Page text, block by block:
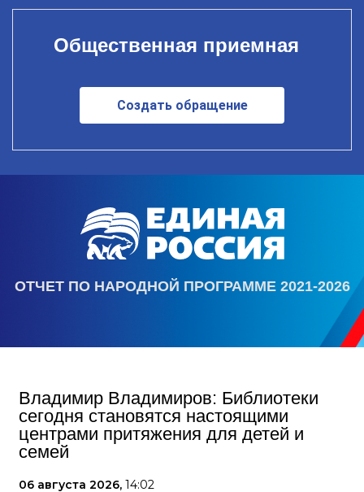
Общественная приемная
Создать обращение
ОТЧЕТ ПО НАРОДНОЙ ПРОГРАММЕ 2021-2026
Владимир Владимиров: Библиотеки
сегодня становятся настоящими
центрами притяжения для детей и
семей
06 августа 2026, 14:02